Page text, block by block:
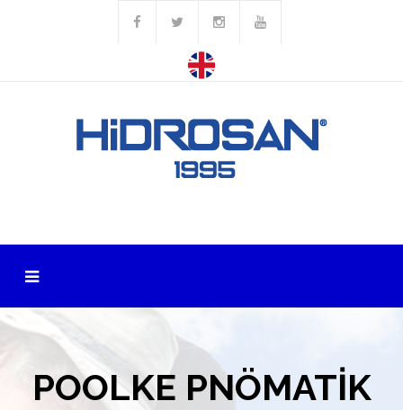
POOLKE PNÖMATİK